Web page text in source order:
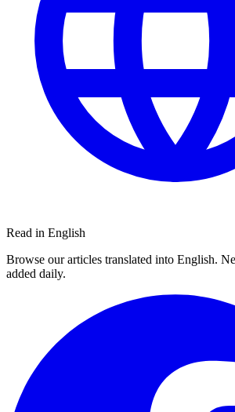
Read in English
Browse our articles translated into English.
added daily.